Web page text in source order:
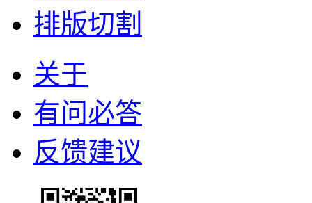
排版切割
关于
有问必答
反馈建议